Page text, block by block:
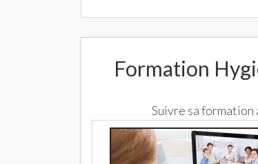
Formation
Suivre sa